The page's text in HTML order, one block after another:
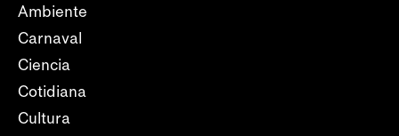
Ambiente
Carnaval
Ciencia
Cotidiana
Cultura